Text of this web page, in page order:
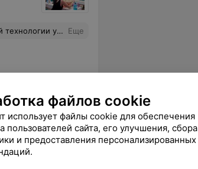
свою стоимость,ведь умения с которыми Вы выходите из студии,та легкая усталость и удовлетворенность проведенным временем не сравнима не с чем!Советую 100%! Еще
7а,2этаж
файлов cookie
использует файлы cookie для обеспечения
пользователей сайта, его улучшения, сбора
и предоставления персонализированных